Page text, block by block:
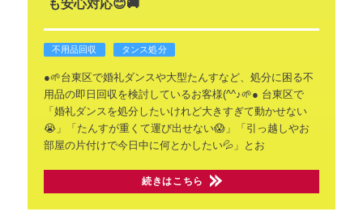
も安心対応😊🚚
不用品回収 タンス処分
●🌱台東区で婚礼ダンスや大型たんすなど、処分に困る不
用品の即日回収を検討しているお客様(^^♪🌱● 台東区で
「婚礼ダンスを処分したいけれど大きすぎて動かせない
😭」「たんすが重くて運び出せない😱」「引っ越しやお
部屋の片付けで今日中に何とかしたい💦」とお
続きはこちら